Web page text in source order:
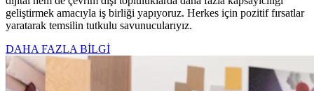
geliştirmek amacıyla iş birliği yapıyoruz. Herkes için pozitif fırsatlar
yaratarak temsilin tutkulu savunucularıyız.
DAHA FAZLA BİLGİ